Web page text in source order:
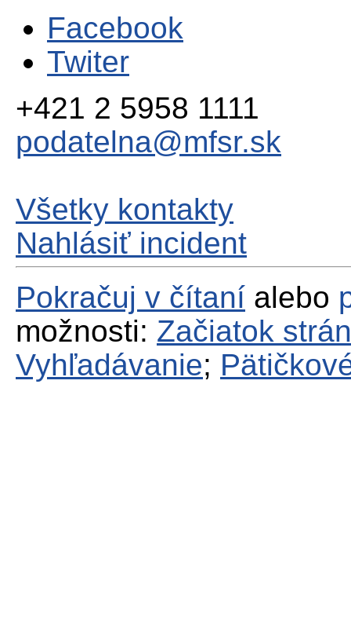
Facebook
Twiter
+421 2 5958 1111
podatelna@mfsr.sk
Všetky kontakty
Nahlásiť incident
Pokračuj v čítaní alebo
možnosti: Začiatok
Vyhľadávanie;